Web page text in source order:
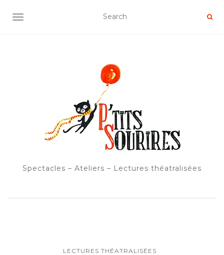
OUVRIR/FERMER LA NAVIGATION
Spectacles – Ateliers – Lectures théatralisées
LECTURES THÉATRALISÉES